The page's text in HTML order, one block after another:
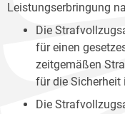
Leistungserbringung
Die
für einen
zeitgemäßen
für die Sicherheit
Die